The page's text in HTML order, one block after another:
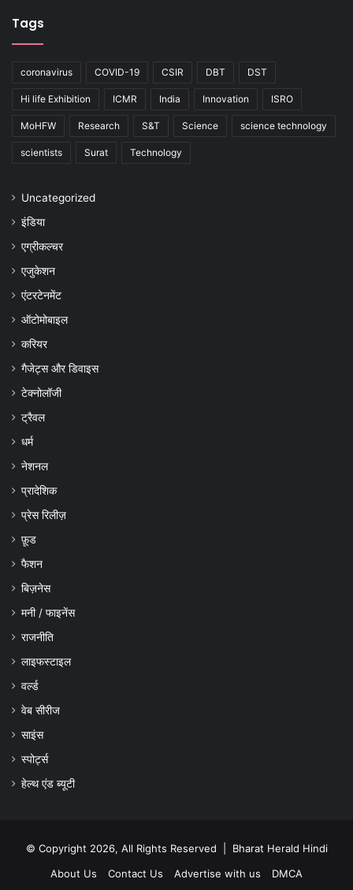
Tags
coronavirus COVID-19 CSIR DBT DST
Hi life Exhibition ICMR India Innovation ISRO
MoHFW Research S&T Science science technology
scientists Surat Technology
Uncategorized
इंडिया
एग्रीकल्चर
एजुकेशन
एंटरटेनमेंट
ऑटोमोबाइल
करियर
गैजेट्स और डिवाइस
टेक्नोलॉजी
ट्रैवल
धर्म
नेशनल
प्रादेशिक
प्रेस रिलीज़
फ़ूड
फैशन
बिज़नेस
मनी / फाइनेंस
राजनीति
लाइफस्टाइल
वर्ल्ड
वेब सीरीज
साइंस
स्पोर्ट्स
हेल्थ एंड ब्यूटी
© Copyright 2026, All Rights Reserved | Bharat Herald Hindi
About Us
Contact Us Advertise with us DMCA